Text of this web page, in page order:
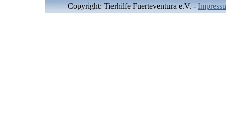
Copyright: Tierhilfe Fuerteventura e.V.-